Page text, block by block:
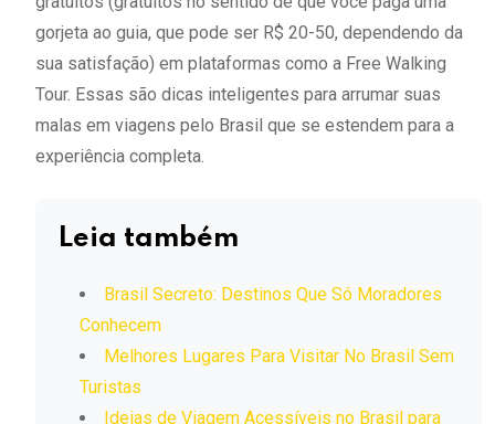
gorjeta ao guia, que pode ser R$ 20-50, dependendo da
sua satisfação) em plataformas como a Free Walking
Tour. Essas são dicas inteligentes para arrumar suas
malas em viagens pelo Brasil que se estendem para a
experiência completa.
Leia também
Brasil Secreto: Destinos Que Só Moradores
Conhecem
Melhores Lugares Para Visitar No Brasil Sem
Turistas
Ideias de Viagem Acessíveis no Brasil para